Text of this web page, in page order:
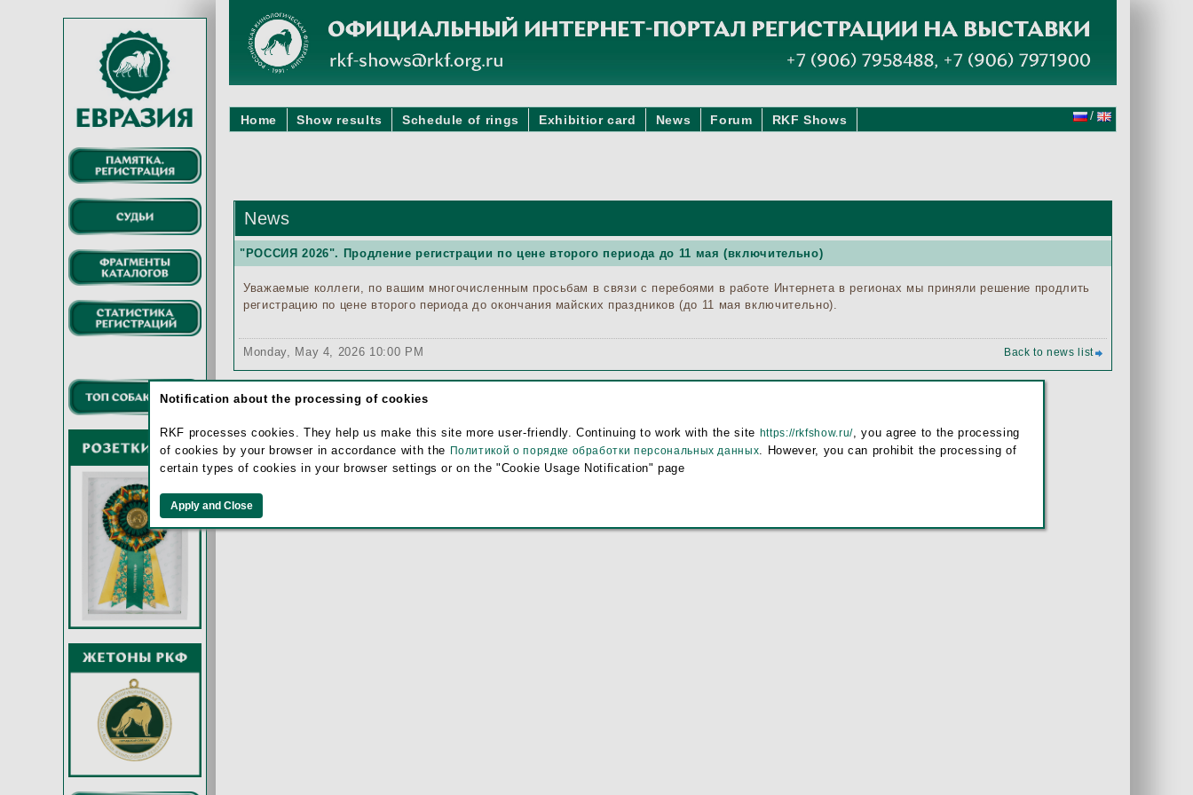
Home Show results Schedule of rings Exhibitior card News Forum RKF Shows /
News
"РОССИЯ 2026". Продление регистрации по цене второго периода до 11 мая (включительно)
Уважаемые коллеги, по вашим многочисленным просьбам в связи с перебоями в работе Интернета в регионах мы приняли решение продлить
регистрацию по цене второго периода до окончания майских праздников (до 11 мая включительно).
Monday, May 4, 2026 10:00 PM Back to news list
Notification about the processing of cookies
RKF processes cookies. They help us make this site more user-friendly. Continuing to work with the site https://rkfshow.ru/, you agree to the processing
of cookies by your browser in accordance with the Политикой о порядке обработки персональных данных. However, you can prohibit the processing of
certain types of cookies in your browser settings or on the "Cookie Usage Notification" page